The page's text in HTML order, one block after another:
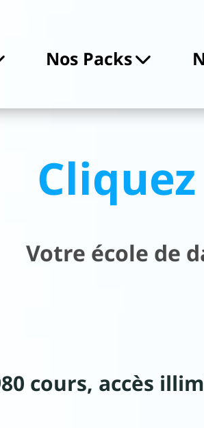
Nos Packs
Cliquez
Votre école de
cours, accès